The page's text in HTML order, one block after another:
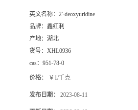
英文名称： 2'-deoxyuridine
品牌： 鑫红利
产地： 湖北
货号： XHL0936
cas： 951-78-0
价格： ￥1/千克
发布日期： 2023-08-11